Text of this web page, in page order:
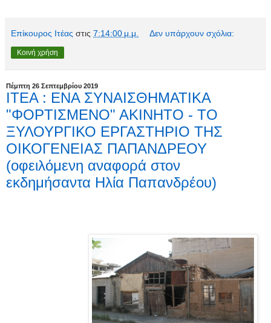
Επίκουρος Ιτέας στις 7:14:00 μ.μ. Δεν υπάρχουν σχόλια:
Κοινή χρήση
Πέμπτη 26 Σεπτεμβρίου 2019
ΙΤΕΑ : ΕΝΑ ΣΥΝΑΙΣΘΗΜΑΤΙΚΑ
"ΦΟΡΤΙΣΜΕΝΟ" ΑΚΙΝΗΤΟ - ΤΟ
ΞΥΛΟΥΡΓΙΚΟ ΕΡΓΑΣΤΗΡΙΟ ΤΗΣ
ΟΙΚΟΓΕΝΕΙΑΣ ΠΑΠΑΝΔΡΕΟΥ
(οφειλόμενη αναφορά στον
εκδημήσαντα Ηλία Παπανδρέου)